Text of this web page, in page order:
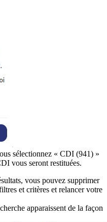
sélectionnez « CDI (941) »
vous seront restituées.
vous pouvez supprimer
et critères et relancer votre
apparaissent de la façon